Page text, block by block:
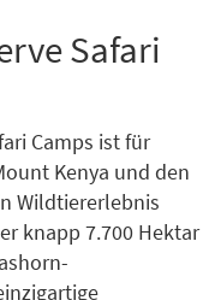
Safari
Camps ist für
Kenya und den
Wildtiererlebnis
knapp 7.700 Hektar